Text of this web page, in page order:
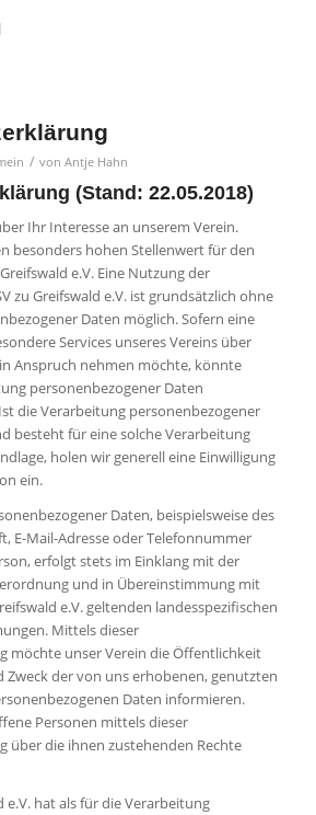
/ von Antje Hahn
(Stand: 22.05.2018)
Ihr Interesse an unserem Verein.
besonders hohen Stellenwert für den
e.V. Eine Nutzung der
zu Greifswald e.V. ist grundsätzlich ohne
Daten möglich. Sofern eine
Services unseres Vereins über
Anspruch nehmen möchte, könnte
personenbezogener Daten
die Verarbeitung personenbezogener
besteht für eine solche Verarbeitung
holen wir generell eine Einwilligung
ein.
Daten, beispielsweise des
E-Mail-Adresse oder Telefonnummer
erfolgt stets im Einklang mit der
und in Übereinstimmung mit
e.V. geltenden landesspezifischen
Mittels dieser
möchte unser Verein die Öffentlichkeit
Zweck der von uns erhobenen, genutzten
Daten informieren.
Personen mittels dieser
über die ihnen zustehenden Rechte
e.V. hat als für die Verarbeitung